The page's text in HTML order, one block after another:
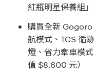
紅瓶明星保養組
購買全新
航模式、TCS 循
燈、省力牽車模
值 $8,600 元）